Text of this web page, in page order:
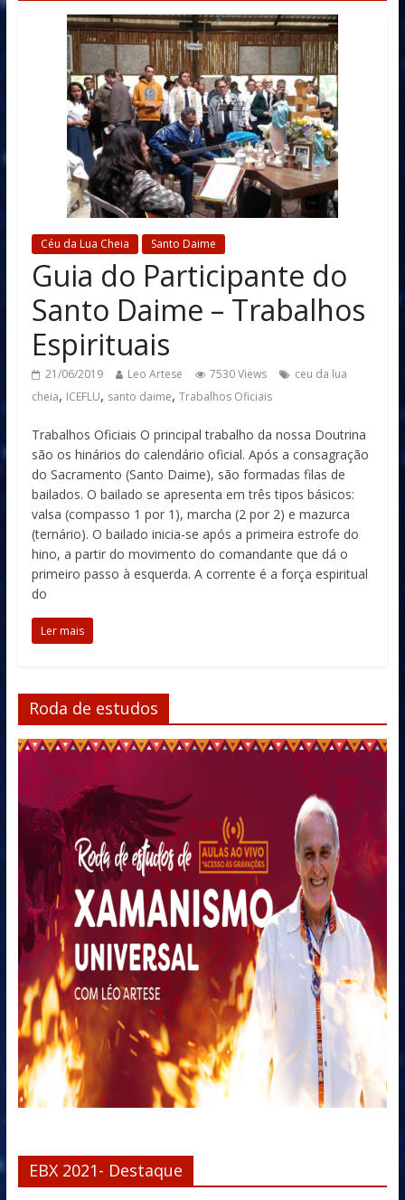
Céu da Lua Cheia Santo Daime
Guia do Participante do
Santo Daime – Trabalhos
Espirituais
21/06/2019 Leo Artese 7530 Views
ceu da lua
cheia, ICEFLU, santo daime, Trabalhos Oficiais
Trabalhos Oficiais O principal trabalho da nossa Doutrina
são os hinários do calendário oficial. Após a consagração
do Sacramento (Santo Daime), são formadas filas de
bailados. O bailado se apresenta em três tipos básicos:
valsa (compasso 1 por 1), marcha (2 por 2) e mazurca
(ternário). O bailado inicia-se após a primeira estrofe do
hino, a partir do movimento do comandante que dá o
primeiro passo à esquerda. A corrente é a força espiritual
do
Ler mais
Roda de estudos
EBX 2021- Destaque